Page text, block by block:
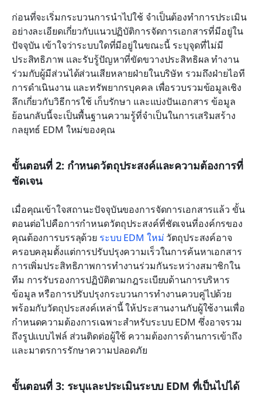
ก่อนที่จะเริ่มกระบวนการนำไปใช้ จำเป็นต้องทำการประเมิน
อย่างละเอียดเกี่ยวกับแนวปฏิบัติการจัดการเอกสารที่มีอยู่ใน
ปัจจุบัน เข้าใจว่าระบบใดที่มีอยู่ในขณะนี้ ระบุจุดที่ไม่มี
ประสิทธิภาพ และรับรู้ปัญหาที่ขัดขวางประสิทธิผล ทำงาน
ร่วมกับผู้มีส่วนได้ส่วนเสียหลายฝ่ายในบริษัท รวมถึงฝ่ายไอที
การดำเนินงาน และทรัพยากรบุคคล เพื่อรวบรวมข้อมูลเชิง
ลึกเกี่ยวกับวิธีการใช้ เก็บรักษา และแบ่งปันเอกสาร ข้อมูล
ย้อนกลับนี้จะเป็นพื้นฐานความรู้ที่จำเป็นในการเสริมสร้าง
กลยุทธ์ EDM ใหม่ของคุณ
ขั้นตอนที่ 2: กำหนดวัตถุประสงค์และความต้องการที่
ชัดเจน
เมื่อคุณเข้าใจสถานะปัจจุบันของการจัดการเอกสารแล้ว ขั้น
ตอนต่อไปคือการกำหนดวัตถุประสงค์ที่ชัดเจนที่องค์กรของ
คุณต้องการบรรลุด้วย ระบบ EDM ใหม่ วัตถุประสงค์อาจ
ครอบคลุมตั้งแต่การปรับปรุงความเร็วในการค้นหาเอกสาร
การเพิ่มประสิทธิภาพการทำงานร่วมกันระหว่างสมาชิกใน
ทีม การรับรองการปฏิบัติตามกฎระเบียบด้านการบริหาร
ข้อมูล หรือการปรับปรุงกระบวนการทำงานควบคู่ไปด้วย
พร้อมกับวัตถุประสงค์เหล่านี้ ให้ประสานงานกับผู้ใช้งานเพื่อ
กำหนดความต้องการเฉพาะสำหรับระบบ EDM ซึ่งอาจรวม
ถึงรูปแบบไฟล์ ส่วนติดต่อผู้ใช้ ความต้องการด้านการเข้าถึง
และมาตรการรักษาความปลอดภัย
ขั้นตอนที่ 3: ระบุและประเมินระบบ EDM ที่เป็นไปได้